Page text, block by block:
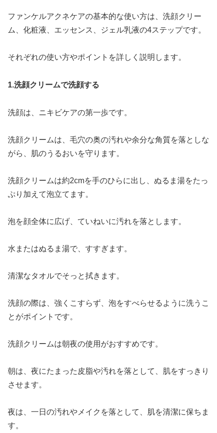
ファンケルアクネケアの基本的な使い方は、洗顔クリー
ム、化粧液、エッセンス、ジェル乳液の4ステップです。
それぞれの使い方やポイントを詳しく説明します。
1.洗顔クリームで洗顔する
洗顔は、ニキビケアの第一歩です。
洗顔クリームは、毛穴の奥の汚れや余分な角質を落としな
がら、肌のうるおいを守ります。
洗顔クリームは約2cmを手のひらに出し、ぬるま湯をたっ
ぷり加えて泡立てます。
泡を顔全体に広げ、ていねいに汚れを落とします。
水またはぬるま湯で、すすぎます。
清潔なタオルでそっと拭きます。
洗顔の際は、強くこすらず、泡をすべらせるように洗うこ
とがポイントです。
洗顔クリームは朝夜の使用がおすすめです。
朝は、夜にたまった皮脂や汚れを落として、肌をすっきり
させます。
夜は、一日の汚れやメイクを落として、肌を清潔に保ちま
す。